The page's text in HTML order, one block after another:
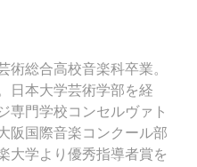
術総合高校音楽科卒業。
日本大学芸術学部を経
専門学校コンセルヴァト
阪国際音楽コンクール部
大学より優秀指導者賞を